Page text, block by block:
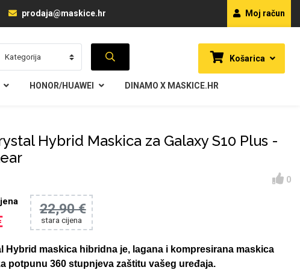
prodaja@maskice.hr Moj račun
Košarica
HONOR/HUAWEI DINAMO X MASKICE.HR
Hybrid Maskica za Galaxy S10 Plus -
0
22,90 €
stara cijena
Hybrid maskica hibridna je, lagana i kompresirana maskica
potpunu 360 stupnjeva zaštitu vašeg uređaja.